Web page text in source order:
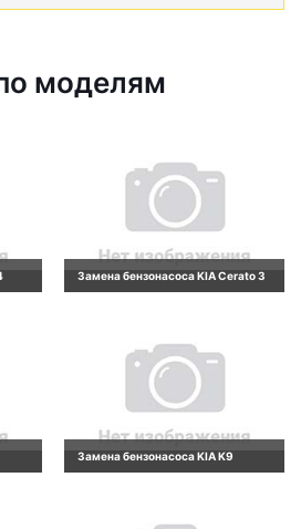
моделям
Замена бензонасоса KIA Cerato 3
Замена бензонасоса KIA K9